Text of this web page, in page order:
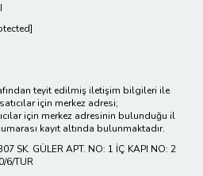
teyit edilmiş iletişim bilgileri ile
için merkez adresi;
için merkez adresinin bulunduğu il
kayıt altında bulunmaktadır.
SK. GÜLER APT. NO: 1 İÇ KAPI NO: 2
6/TUR